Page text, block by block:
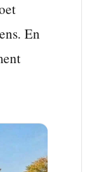
En